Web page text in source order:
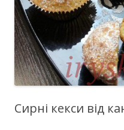
Сирні кекси від